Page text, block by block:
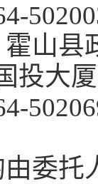
山县
投大厦
委托